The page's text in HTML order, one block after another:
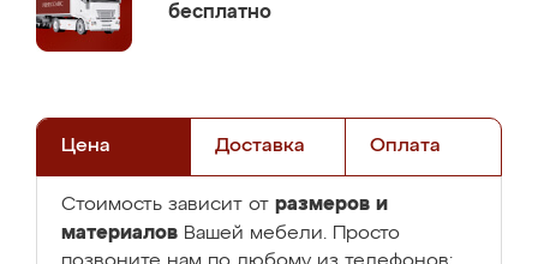
бесплатно
Цена Доставка Оплата
Стоимость зависит от размеров и
материалов Вашей мебели. Просто